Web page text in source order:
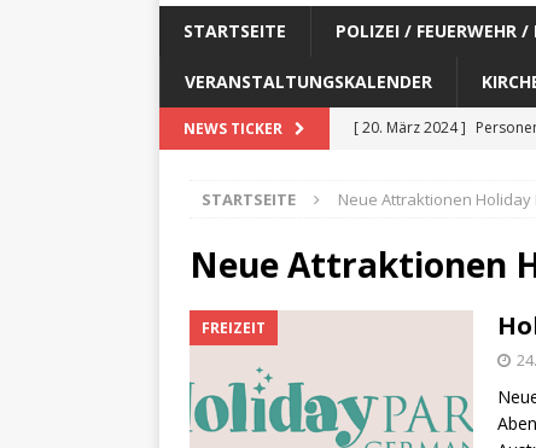
STARTSEITE POLIZEI / FEUERWEHR
VERANSTALTUNGSKALENDER
NEWS TICKER [ 20. März 2024 ]
[ 17. März 2024 ]
[ 17. März 2024 ]
[ 6. Februar 2024 ]
STARTSEITE Neue Attraktionen
Neue Attraktionen
FREIZEIT